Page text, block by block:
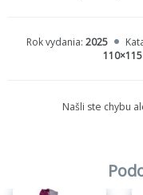
Rok vydania: 2025
Našli ste chybu